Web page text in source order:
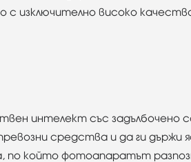
изключително високо
интелект със
превозни средства и да ги
който фотоапаратът